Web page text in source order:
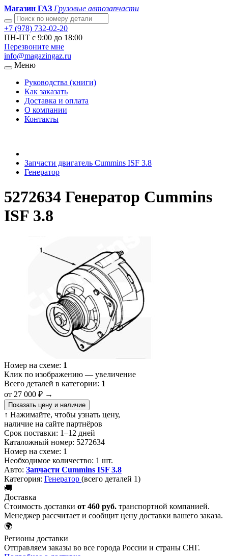
Магазин ГАЗ Грузовые автозапчасти
+7 (978) 732-02-20
ПН-ПТ с 9:00 до 18:00
Перезвоните мне
info@magazingaz.ru
Меню
Руководства (книги)
Как заказать
Доставка и оплата
О компании
Контакты
Запчасти двигатель Cummins ISF 3.8
Генератор
5272634 Генератор Cummins
ISF 3.8
Номер на схеме: 1
Клик по изображению — увеличение
Всего деталей в категории: 1
от 27 000 ₽ →
Показать цену и наличие
↑ Нажимайте, чтобы узнать цену,
наличие на сайте партнёров
Срок поставки: 1–12 дней
Каталожный номер: 5272634
Номер на схеме: 1
Необходимое количество: 1 шт.
Авто: Запчасти Cummins ISF 3.8
Категория: Генератор (всего деталей 1)
🚚
Доставка
Стоимость доставки от 460 руб. транспортной компанией.
Менеджер рассчитает и сообщит цену доставки вашего заказа.
🌍
Регионы доставки
Отправляем заказы во все города России и страны СНГ.